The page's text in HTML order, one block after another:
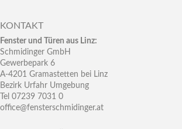
KONTAKT
Fenster und Türen aus Linz:
Schmidinger GmbH
Gewerbepark 6
A-4201 Gramastetten bei Linz
Bezirk Urfahr Umgebung
Tel 07239 7031 0
office@fensterschmidinger.at